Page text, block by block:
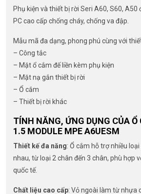
Phụ kiện và thiết bị rời Seri A60, S60,
PC cao cấp chống cháy, chống va đập.
Mẫu mã đa dạng, phong phú cùng với
– Công tắc
– Mặt ổ cắm đế liền kèm phụ kiện
– Mặt nạ gắn thiết bị rời
– Ổ cắm
– Thiết bị rời khác
TÍNH NĂNG, ỨNG DỤNG CỦA
1.5 MODULE MPE A6UESM
Thiết kế đa năng: Ổ cắm hỗ trợ nhiều
nhau, từ loại 2 chân đến 3 chân, phù hợp
quốc tế.
Chất liệu cao cấp: Vỏ ngoài làm từ nhựa